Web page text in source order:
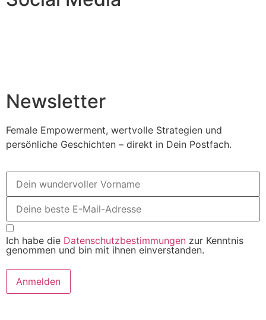
Newsletter
Female Empowerment, wertvolle Strategien und
persönliche Geschichten – direkt in Dein Postfach.
Ich habe die Datenschutzbestimmungen zur Kenntnis
genommen und bin mit ihnen einverstanden.
Anmelden